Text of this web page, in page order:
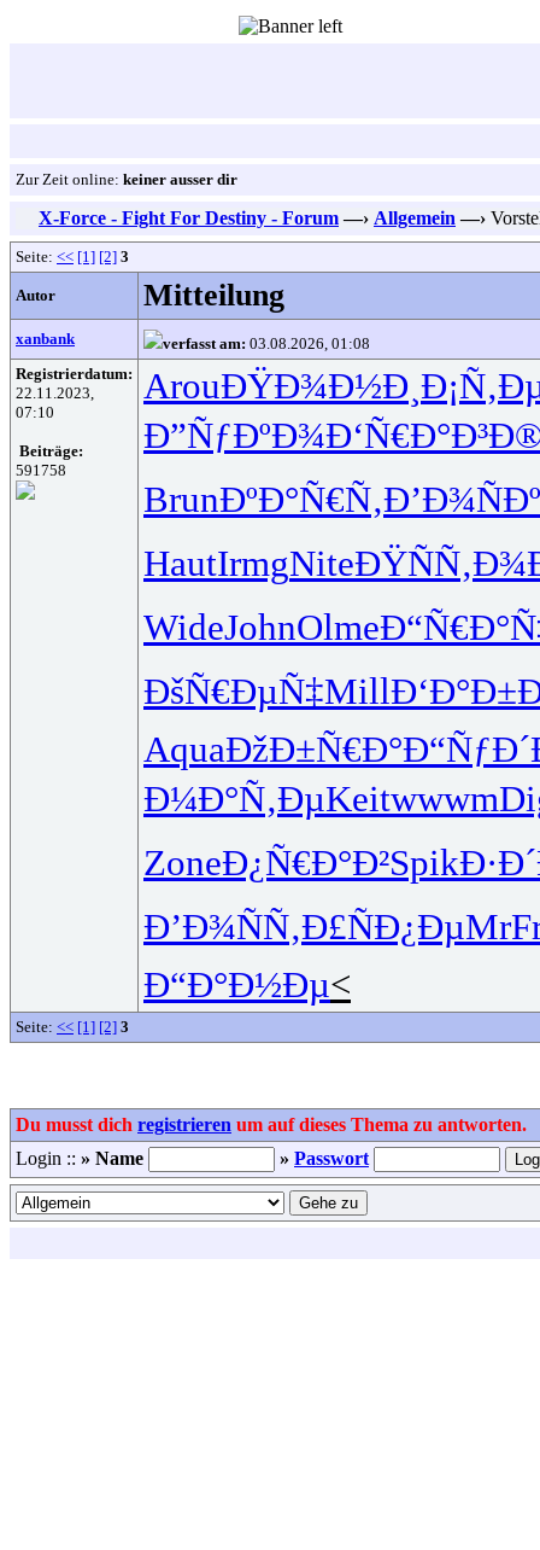
Zur Zeit online: keiner ausser dir
X-Force - Fight For Destiny - Forum —› Allgemein —›
Seite: << [1] [2] 3
Autor Mitteilung
xanbank verfasst am: 03.08.2026, 01:08
Registrierdatum:
22.11.2023,
07:10
Beiträge:
591758
ArouÐŸÐ¾Ð½Ð¸
Ð”ÑƒÐºÐ¾Ð‘Ñ€Ð°Ð³
BrunÐºÐ°Ñ€Ñ‚Ð’Ð¾ÑÐº
HautIrmgNiteÐŸÑÑ‚Ð¾
WideJohnOlme
ÐšÑ€ÐµÑ‡Mill
AquaÐžÐ±Ñ€Ð°
Ð¼Ð°Ñ‚ÐµKeitwwwm
ZoneÐ¿Ñ€Ð°Ð²Spik
Ð’Ð¾ÑÑ‚Ð£ÑÐ¿Ðµ
Ð“Ð°Ð½Ðµ<
Seite: << [1] [2] 3
Du musst dich registrieren um auf dieses Thema zu antworten.
Login :: » Name » Passwort